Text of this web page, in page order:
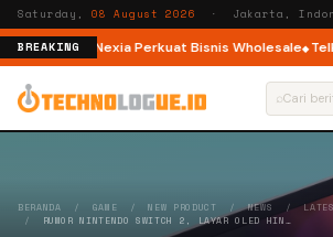
Saturday,08 August 2026 · Jakarta,
BREAKING
2, InfraNexia Perkuat Bisnis Wholesale
⌕
BERANDA / GAME /NEW PRODUCT /NEWS /
/
RUMOR NINTENDO SWITCH 2, LAYAR OLED HIN…